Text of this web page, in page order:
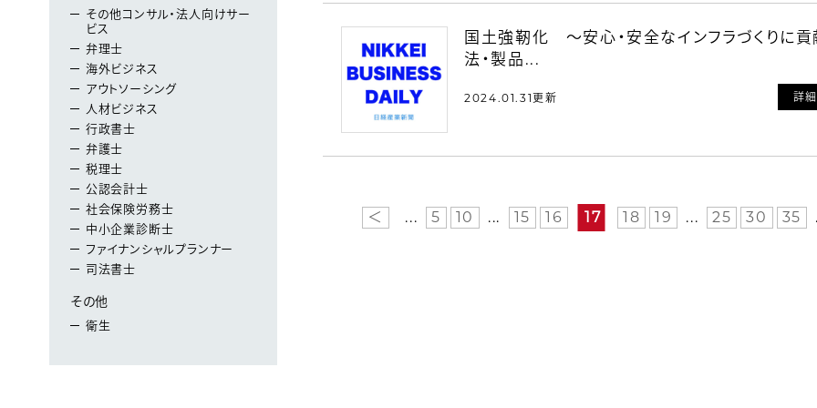
その他コンサル・法人向けサー
ビス
弁理士
海外ビジネス
アウトソーシング
人材ビジネス
行政書士
弁護士
税理士
公認会計士
社会保険労務士
中小企業診断士
ファイナンシャルプランナー
司法書士
その他
衛生
国土強靭化 〜安心・安全なインフラづくりに貢
法・製品...
2024.01.31更新 詳
＜ ... 5 10 ... 15 16 17 18 19 ... 25 30 35